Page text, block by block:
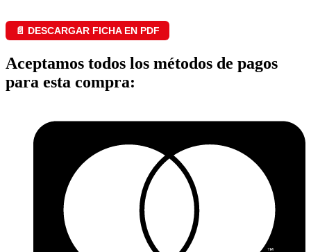
📄 DESCARGAR FICHA EN PDF
Aceptamos todos los métodos de pagos
para esta compra: